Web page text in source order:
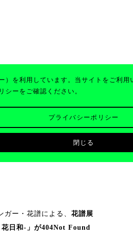
を利用しています。当サイトをご利
ーをご確認ください。
プライバシーポリシー
閉じる
新春桜祭」開
ー・花譜による、 花譜展
日和-」が404Not Found